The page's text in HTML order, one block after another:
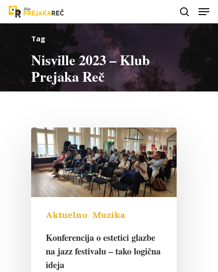
Tag
Nisville 2023 – Klub
Prejaka Reč
Aktuelno Muzika
Konferencija o estetici glazbe
na jazz festivalu – tako logična
ideja